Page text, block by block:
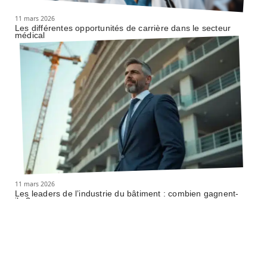
11 mars 2026
Les différentes opportunités de carrière dans le secteur
médical
11 mars 2026
Les leaders de l’industrie du bâtiment : combien gagnent-
ils ?